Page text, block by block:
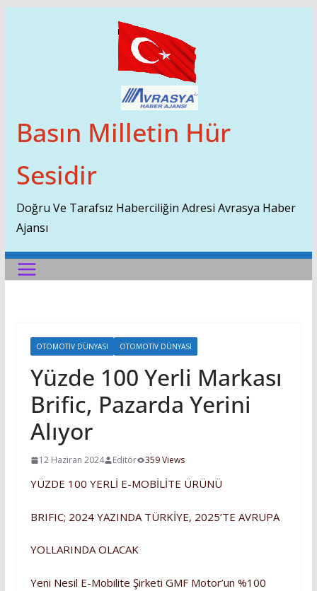
Basın Milletin Hür
Sesidir
Doğru Ve Tarafsız Haberciliğin Adresi Avrasya Haber
Ajansı
OTOMOTIV DÜNYASI OTOMOTIV DÜNYASI
Yüzde 100 Yerli Markası
Brific, Pazarda Yerini
Alıyor
12 Haziran 2024 Editör 359 Views
YÜZDE 100 YERLİ E-MOBİLİTE ÜRÜNÜ
BRIFIC; 2024 YAZINDA TÜRKİYE, 2025’TE AVRUPA
YOLLARINDA OLACAK
Yeni Nesil E-Mobilite Şirketi GMF Motor’un %100